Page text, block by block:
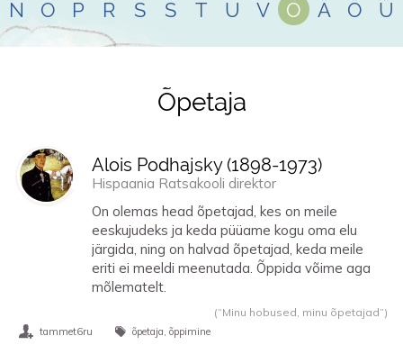
N
O P R S Š T U V Õ Ä Ö Ü
Tsitaadid teemalõpetaja
Õpetaja
Alois Podhajsky (1898-1973)
Hispaania Ratsakooli direktor
On olemas head õpetajad, kes on meile
eeskujudeks ja keda püüame kogu oma elu
järgida, ning on halvad õpetajad, keda meile
eriti ei meeldi meenutada. Õppida võime aga
mõlematelt.
(“Minu hobused, minu õpetajad”)
tammet6ru õpetaja õppimine